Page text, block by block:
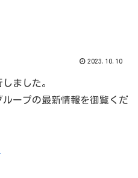
2023.10.10
ました。
ープの最新情報を御覧くだ